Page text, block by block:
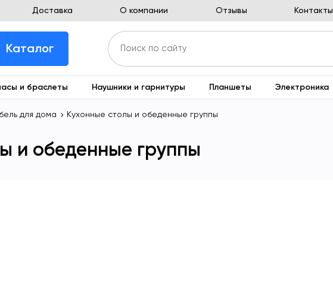
Доставка О компании Отзывы Контакты
Каталог
и браслеты Наушники и гарнитуры Планшеты Электроника
для дома Кухонные столы и обеденные группы
и обеденные группы